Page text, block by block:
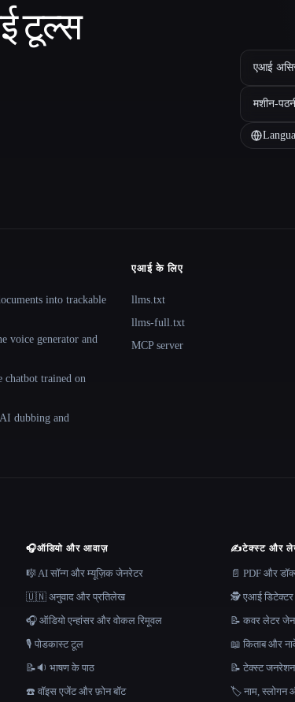
टूल्स
एआई
मशीन-
into trackable
voice generator and
chatbot trained on
dubbing and
एआई के लिए
llms.txt
llms-full.txt
MCP server
🎧ऑडियो और आवाज़
🎼 AI सॉन्ग और म्यूज़िक जेनरेटर
🇺🇳 अनुवाद और प्रतिलेख
🎧 ऑडियो एन्हांसर और वोकल रिमूवल
🎙️ पोडकास्ट टूल
📝🔉 भाषण के पाठ
☎️ वॉइस एजेंट और फ़ोन बॉट
✍️टेक्स्ट और
📄 PDF और
🕵️ एआई डिटेक्टर
📝 कवर लेटर
📖 किताब और
📝 टेक्स्ट जनरेशन
🏷️ नाम, स्लोगन